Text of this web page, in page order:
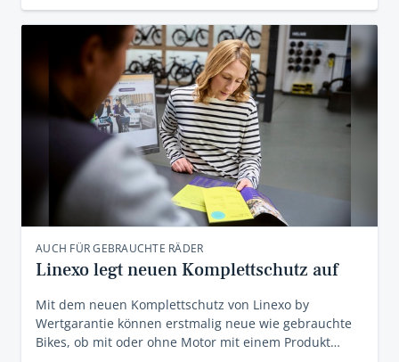
AUCH FÜR GEBRAUCHTE RÄDER
Linexo legt neuen Komplettschutz auf
Mit dem neuen Komplettschutz von Linexo by
Wertgarantie können erstmalig neue wie gebrauchte
Bikes, ob mit oder ohne Motor mit einem Produkt…